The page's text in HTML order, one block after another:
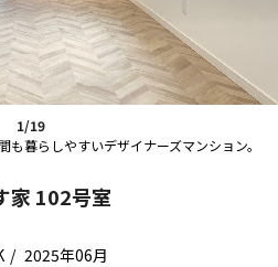
1/19
も暮らしやすいデザイナーズマンション。
家 102号室
2025年06月